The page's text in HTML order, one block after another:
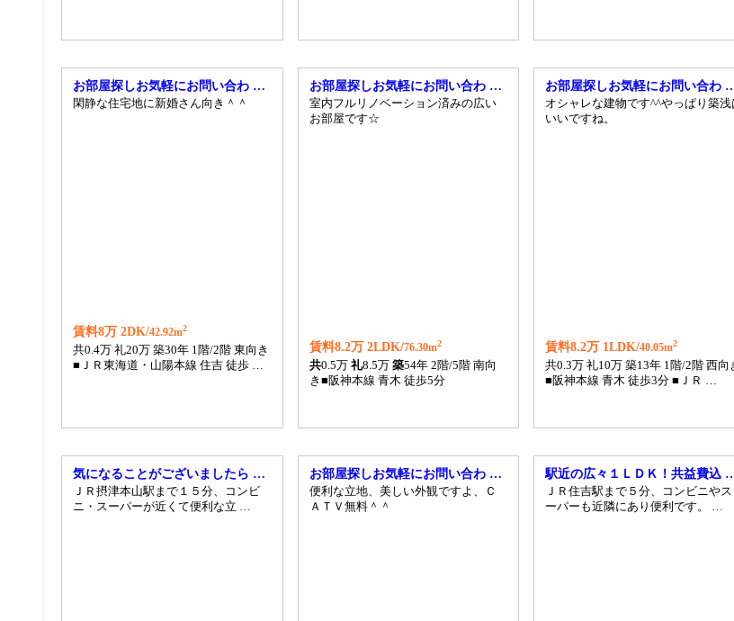
お部屋探しお気軽にお問い合わ …
閑静な住宅地に新婚さん向き＾＾
賃料8万 2DK/42.92m2
共0.4万 礼20万 築30年 1階/2階 東向き
■ＪＲ東海道・山陽本線 住吉 徒歩 …
お部屋探しお気軽にお問い合わ …
室内フルリノベーション済みの広い
お部屋です☆
賃料8.2万 2LDK/76.30m2
共0.5万 礼8.5万 築54年 2階/5階 南向
き■阪神本線 青木 徒歩5分
お部屋探しお気軽にお問い合わ
オシャレな建物です^^やっぱり築浅
いいですね。
賃料8.2万 1LDK/40.05m2
共0.3万 礼10万 築13年 1階/2階 西向
■阪神本線 青木 徒歩3分 ■ＪＲ …
気になることがございましたら …
ＪＲ摂津本山駅まで１５分、コンビ
ニ・スーパーが近くて便利な立 …
お部屋探しお気軽にお問い合わ …
便利な立地、美しい外観ですよ、Ｃ
ＡＴＶ無料＾＾
駅近の広々１ＬＤＫ！共益費込
ＪＲ住吉駅まで５分、コンビニやス
ーパーも近隣にあり便利です。 …